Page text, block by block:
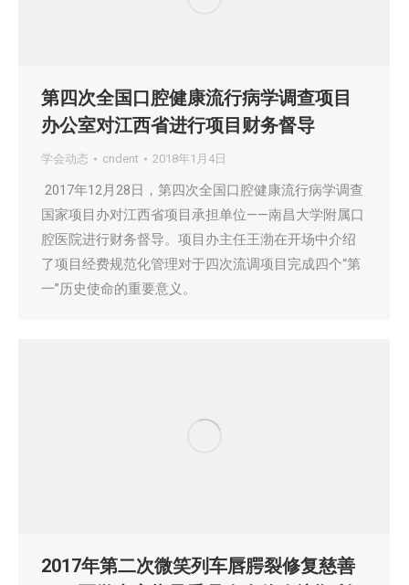
第四次全国口腔健康流行病学调查项目
办公室对江西省进行项目财务督导
学会动态 cndent 2018年1月4日
2017年12月28日，第四次全国口腔健康流行病学调查
国家项目办对江西省项目承担单位——南昌大学附属口
腔医院进行财务督导。项目办主任王渤在开场中介绍
了项目经费规范化管理对于四次流调项目完成四个“第
一”历史使命的重要意义。
2017年第二次微笑列车唇腭裂修复慈善